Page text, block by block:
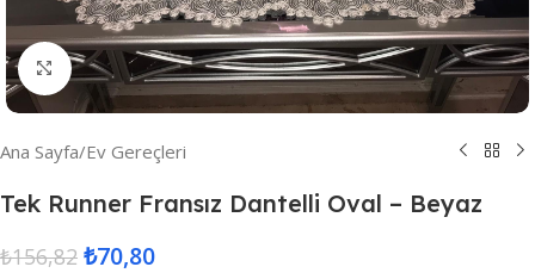
Resmi Büyüt
Ana Sayfa/Ev Gereçleri
Tek Runner Fransız Dantelli Oval – Beyaz
₺156,82 ₺70,80